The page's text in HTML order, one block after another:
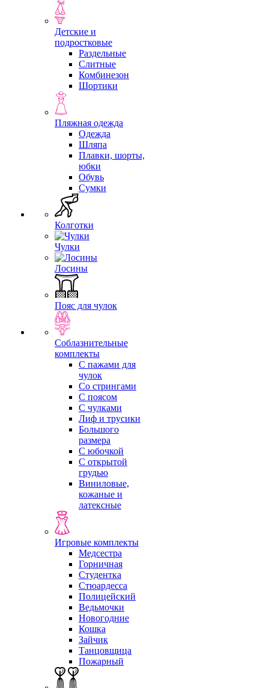
Детские и
подростковые
Раздельные
Слитные
Комбинезон
Шортики
Пляжная одежда
Одежда
Шляпа
Плавки, шорты,
юбки
Обувь
Сумки
Колготки
Чулки
Лосины
Пояс для чулок
Соблазнительные
комплекты
С пажами для
чулок
Со стрингами
С поясом
С чулками
Лиф и трусики
Большого
размера
С юбочкой
С открытой
грудью
Виниловые,
кожаные и
латексные
Игровые комплекты
Медсестра
Горничная
Студентка
Стюардесса
Полицейский
Ведьмочки
Новогодние
Кошка
Зайчик
Танцовщица
Пожарный